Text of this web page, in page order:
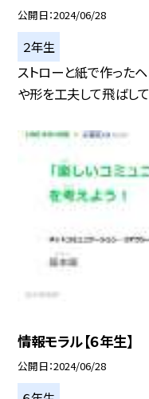
公開日 2024/06/28
２年生
ストローと紙で作った
や形を工夫して飛ばし
情報モラル【６年生】
公開日 2024/06/28